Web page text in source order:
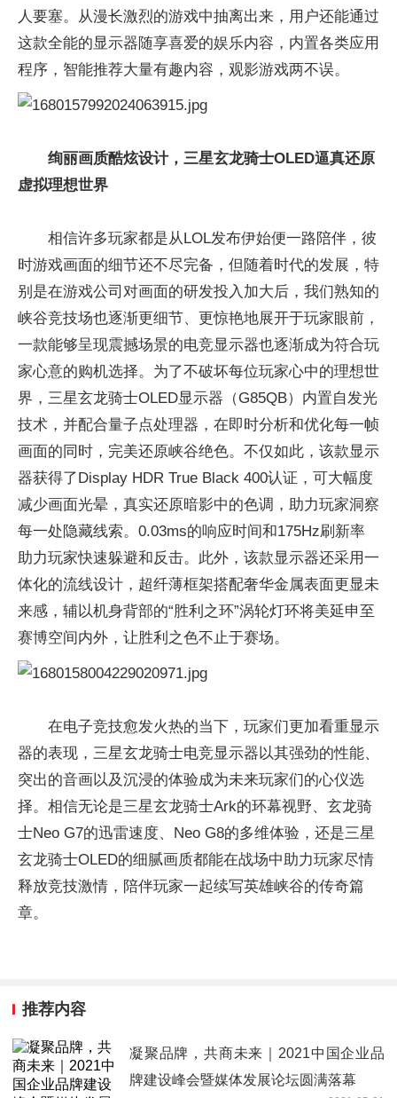
人要塞。从漫长激烈的游戏中抽离出来，用户还能通过
这款全能的显示器随享喜爱的娱乐内容，内置各类应用
程序，智能推荐大量有趣内容，观影游戏两不误。
绚丽画质酷炫设计，三星玄龙骑士OLED逼真还原
虚拟理想世界
相信许多玩家都是从LOL发布伊始便一路陪伴，彼
时游戏画面的细节还不尽完备，但随着时代的发展，特
别是在游戏公司对画面的研发投入加大后，我们熟知的
峡谷竞技场也逐渐更细节、更惊艳地展开于玩家眼前，
一款能够呈现震撼场景的电竞显示器也逐渐成为符合玩
家心意的购机选择。为了不破坏每位玩家心中的理想世
界，三星玄龙骑士OLED显示器（G85QB）内置自发光
技术，并配合量子点处理器，在即时分析和优化每一帧
画面的同时，完美还原峡谷绝色。不仅如此，该款显示
器获得了Display HDR True Black 400认证，可大幅度
减少画面光晕，真实还原暗影中的色调，助力玩家洞察
每一处隐藏线索。0.03ms的响应时间和175Hz刷新率
助力玩家快速躲避和反击。此外，该款显示器还采用一
体化的流线设计，超纤薄框架搭配奢华金属表面更显未
来感，辅以机身背部的“胜利之环”涡轮灯环将美延申至
赛博空间内外，让胜利之色不止于赛场。
在电子竞技愈发火热的当下，玩家们更加看重显示
器的表现，三星玄龙骑士电竞显示器以其强劲的性能、
突出的音画以及沉浸的体验成为未来玩家们的心仪选
择。相信无论是三星玄龙骑士Ark的环幕视野、玄龙骑
士Neo G7的迅雷速度、Neo G8的多维体验，还是三星
玄龙骑士OLED的细腻画质都能在战场中助力玩家尽情
释放竞技激情，陪伴玩家一起续写英雄峡谷的传奇篇
章。
推荐内容
凝聚品牌，共商未来｜2021中国企业品
牌建设峰会暨媒体发展论坛圆满落幕